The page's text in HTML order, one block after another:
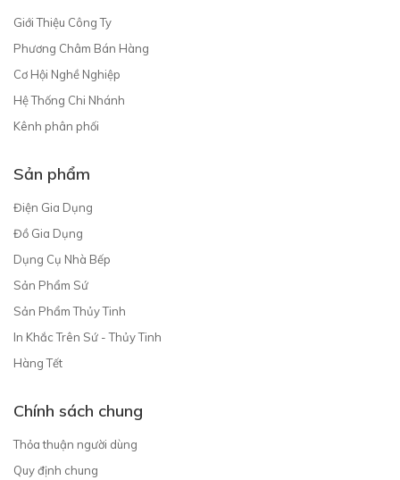
Giới Thiệu Công Ty
Phương Châm Bán Hàng
Cơ Hội Nghề Nghiệp
Hệ Thống Chi Nhánh
Kênh phân phối
Sản phẩm
Điện Gia Dụng
Đồ Gia Dụng
Dụng Cụ Nhà Bếp
Sản Phẩm Sứ
Sản Phẩm Thủy Tinh
In Khắc Trên Sứ - Thủy Tinh
Hàng Tết
Chính sách chung
Thỏa thuận người dùng
Quy định chung